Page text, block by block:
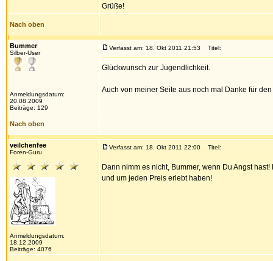
Grüße!
Nach oben
Bummer
Silber-User
Anmeldungsdatum:
20.08.2009
Beiträge: 129
Verfasst am: 18. Okt 2011 21:53 Titel:
Glückwunsch zur Jugendlichkeit.
Auch von meiner Seite aus noch mal Danke für
Nach oben
veilchenfee
Foren-Guru
Anmeldungsdatum:
18.12.2009
Beiträge: 4076
Verfasst am: 18. Okt 2011 22:00 Titel:
Dann nimm es nicht, Bummer, wenn Du Angst
und um jeden Preis erlebt haben!